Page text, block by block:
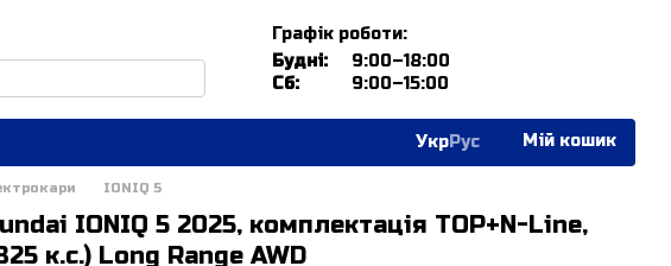
Графік роботи:
Будні:
9:00–18:00
Сб:
9:00–15:00
УкрРус Мій кошик
IONIQ 5
IONIQ 5 2025, комплектація TOP+N-Line,
к.с.) Long Range AWD